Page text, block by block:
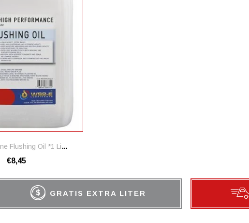
WS2-E Engine Flushing Oil *1 Liter
€8,45
GRATIS EXTRA LITER